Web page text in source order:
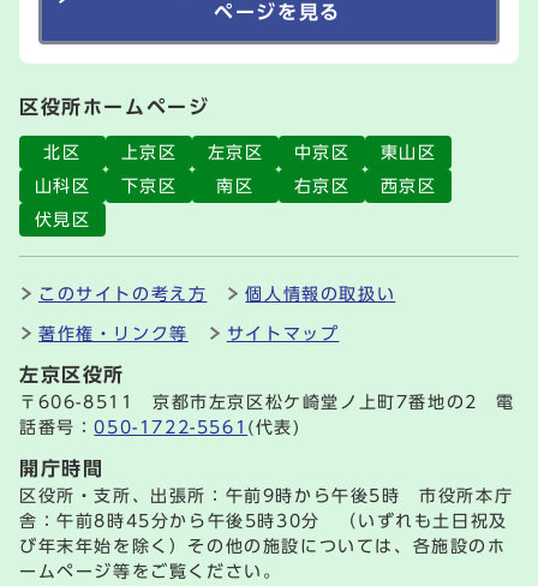
ページを見る
区役所ホームページ
北区 上京区 左京区 中京区
東山区
山科区
下京区 南区 右京区
西京区
伏見区
このサイトの考え方 個人情報の取扱い
著作権・リンク等 サイトマップ
左京区役所
〒606-8511 京都市左京区松ケ崎堂ノ上町7番地の2 電
話番号：050-1722-5561 (代表)
開庁時間
区役所・支所、出張所：午前9時から午後5時 市役所本庁
舎：午前8時45分から午後5時30分 （いずれも土日祝及
び年末年始を除く）その他の施設については、各施設のホ
ームページ等をご覧ください。